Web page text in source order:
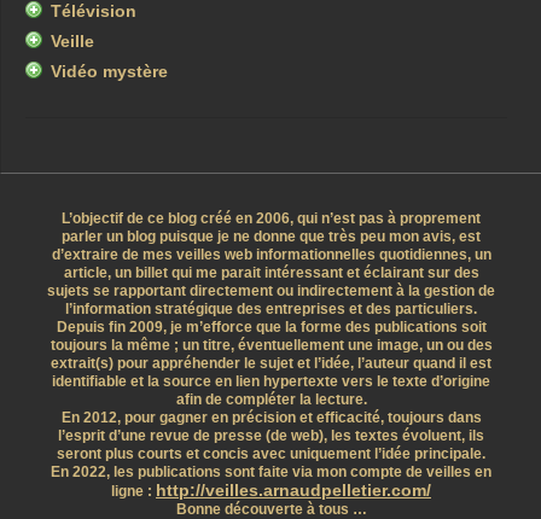
Télévision
Veille
Vidéo mystère
L’objectif de ce blog créé en 2006, qui n’est pas à proprement
parler un blog puisque je ne donne que très peu mon avis, est
d’extraire de mes veilles web informationnelles quotidiennes, un
article, un billet qui me parait intéressant et éclairant sur des
sujets se rapportant directement ou indirectement à la gestion de
l’information stratégique des entreprises et des particuliers.
Depuis fin 2009, je m’efforce que la forme des publications soit
toujours la même ; un titre, éventuellement une image, un ou des
extrait(s) pour appréhender le sujet et l’idée, l’auteur quand il est
identifiable et la source en lien hypertexte vers le texte d’origine
afin de compléter la lecture.
En 2012, pour gagner en précision et efficacité, toujours dans
l’esprit d’une revue de presse (de web), les textes évoluent, ils
seront plus courts et concis avec uniquement l’idée principale.
En 2022, les publications sont faite via mon compte de veilles en
ligne : http://veilles.arnaudpelletier.com/
Bonne découverte à tous …